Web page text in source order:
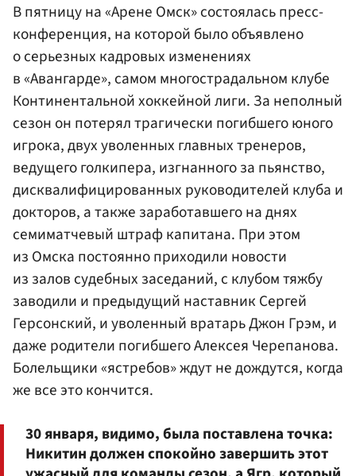
В пятницу на «Арене Омск» состоялась пресс-
конференция, на которой было объявлено
о серьезных кадровых изменениях
в «Авангарде», самом многострадальном клубе
Континентальной хоккейной лиги. За неполный
сезон он потерял трагически погибшего юного
игрока, двух уволенных главных тренеров,
ведущего голкипера, изгнанного за пьянство,
дисквалифицированных руководителей клуба и
докторов, а также заработавшего на днях
семиматчевый штраф капитана. При этом
из Омска постоянно приходили новости
из залов судебных заседаний, с клубом тяжбу
заводили и предыдущий наставник Сергей
Герсонский, и уволенный вратарьДжон Грэм, и
даже родители погибшегоАлексея Черепанова.
Болельщики «ястребов» ждут не дождутся, когда
же все это кончится.
30 января, видимо, была поставлена точка:
Никитин должен спокойно завершить этот